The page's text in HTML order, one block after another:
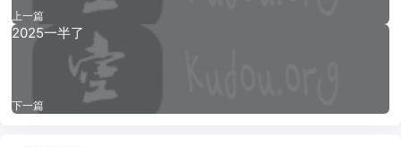
上一篇
2025一半了
下一篇